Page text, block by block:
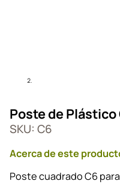
Poste de Plástico
SKU: C6
Acerca de este
Poste cuadrado C6